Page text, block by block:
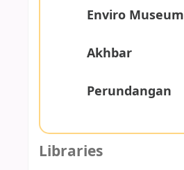
Enviro Museum
Akhbar
Perundangan
Libraries